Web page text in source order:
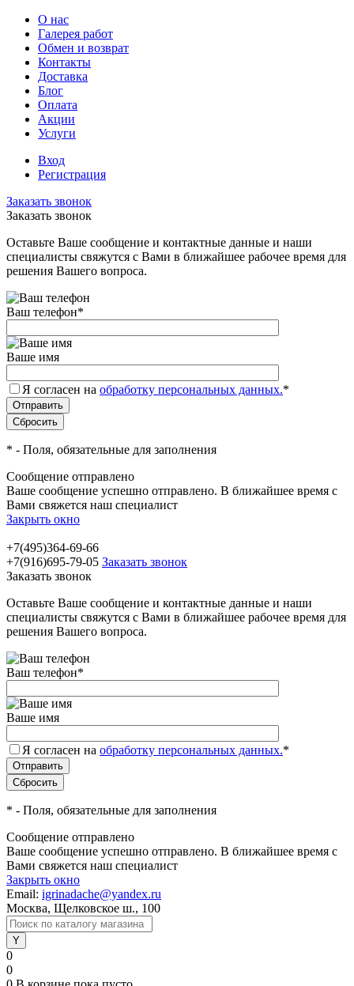
О нас
Галерея работ
Обмен и возврат
Контакты
Доставка
Блог
Оплата
Акции
Услуги
Вход
Регистрация
Заказать звонок
Заказать звонок
Оставьте Ваше сообщение и контактные данные и наши
специалисты свяжутся с Вами в ближайшее рабочее время для
решения Вашего вопроса.
Ваш телефон*
Ваше имя
Я согласен на обработку персональных данных.*
* - Поля, обязательные для заполнения
Сообщение отправлено
Ваше сообщение успешно отправлено. В ближайшее время с
Вами свяжется наш специалист
Закрыть окно
+7(495)364-69-66
+7(916)695-79-05 Заказать звонок
Заказать звонок
Оставьте Ваше сообщение и контактные данные и наши
специалисты свяжутся с Вами в ближайшее рабочее время для
решения Вашего вопроса.
Ваш телефон*
Ваше имя
Я согласен на обработку персональных данных.*
* - Поля, обязательные для заполнения
Сообщение отправлено
Ваше сообщение успешно отправлено. В ближайшее время с
Вами свяжется наш специалист
Закрыть окно
Email: igrinadache@yandex.ru
Москва, Щелковское ш., 100
0
0